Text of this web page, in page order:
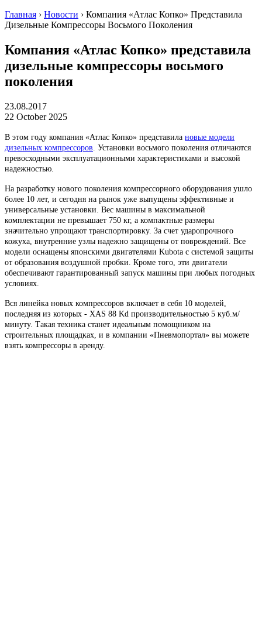
Главная › Новости › Компания «Атлас Копко» Представила
Дизельные Компрессоры Восьмого Поколения
Компания «Атлас Копко» представила
дизельные компрессоры восьмого
поколения
23.08.2017
22 October 2025
В этом году компания «Атлас Копко» представила новые модели
дизельных компрессоров . Установки восьмого поколения отличаются
превосходными эксплуатационными характеристиками и высокой
надежностью.
На разработку нового поколения компрессорного оборудования ушло
более 10 лет, и сегодня на рынок уже выпущены эффективные и
универсальные установки. Вес машины в максимальной
комплектации не превышает 750 кг, а компактные размеры
значительно упрощают транспортировку. За счет ударопрочного
кожуха, внутренние узлы надежно защищены от повреждений. Все
модели оснащены японскими двигателями Kubota с системой защиты
от образования воздушной пробки. Кроме того, эти двигатели
обеспечивают гарантированный запуск машины при любых погодных
условиях.
Вся линейка новых компрессоров включает в себя 10 моделей,
последняя из которых - XAS 88 Kd производительностью 5 куб.м/
минуту. Такая техника станет идеальным помощником на
строительных площадках, и в компании «Пневмопортал» вы можете
взять компрессоры в аренду.